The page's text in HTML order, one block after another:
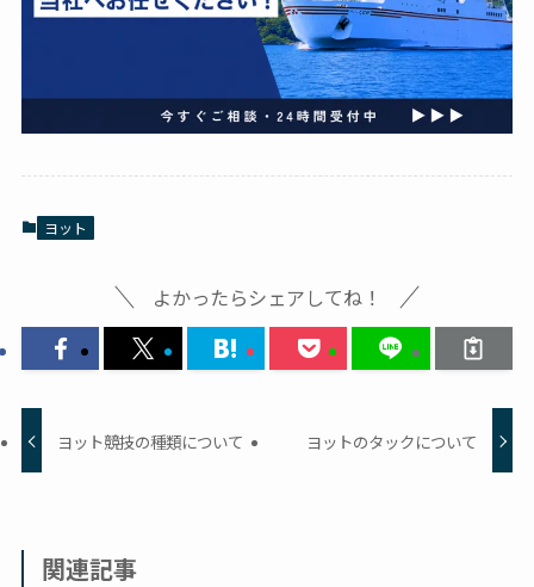
ヨット
よかったらシェアしてね！
ヨット競技の種類について ヨットのタックについて
関連記事